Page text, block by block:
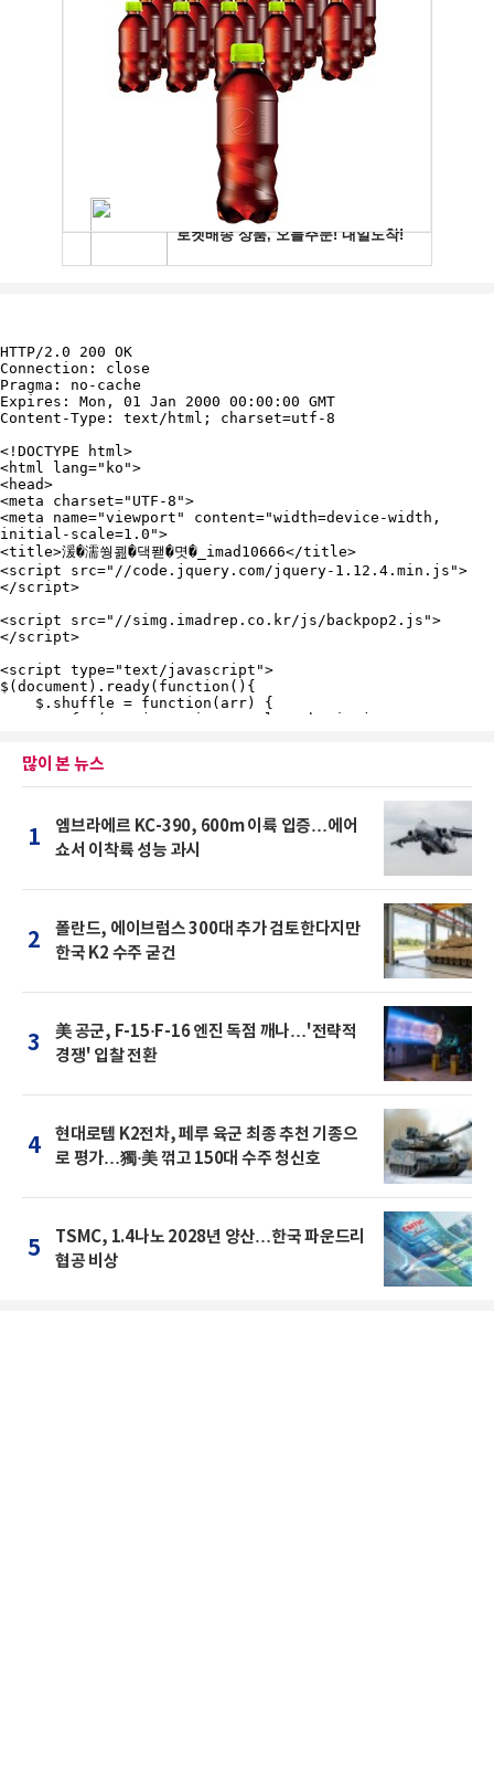
많이 본 뉴스
1
엠브라에르 KC-390, 600m 이륙 입증…에어
쇼서 이착륙 성능 과시
2
폴란드, 에이브럼스 300대 추가 검토한다지만
한국 K2 수주 굳건
3
美 공군, F-15·F-16 엔진 독점 깨나…'전략적
경쟁' 입찰 전환
4
현대로템 K2전차, 페루 육군 최종 추천 기종으
로 평가…獨·美 꺾고 150대 수주 청신호
5
TSMC, 1.4나노 2028년 양산…한국 파운드리
협공 비상